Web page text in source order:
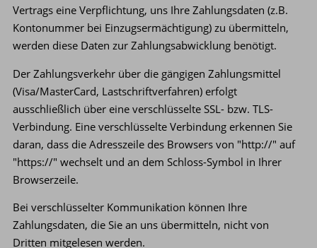
Vertrags eine Verpflichtung, uns Ihre Zahlungsdaten (z.B.
Kontonummer bei Einzugsermächtigung) zu übermitteln,
werden diese Daten zur Zahlungsabwicklung benötigt.
Der Zahlungsverkehr über die gängigen Zahlungsmittel
(Visa/MasterCard, Lastschriftverfahren) erfolgt
ausschließlich über eine verschlüsselte SSL- bzw. TLS-
Verbindung. Eine verschlüsselte Verbindung erkennen Sie
daran, dass die Adresszeile des Browsers von "http://" auf
"https://" wechselt und an dem Schloss-Symbol in Ihrer
Browserzeile.
Bei verschlüsselter Kommunikation können Ihre
Zahlungsdaten, die Sie an uns übermitteln, nicht von
Dritten mitgelesen werden.